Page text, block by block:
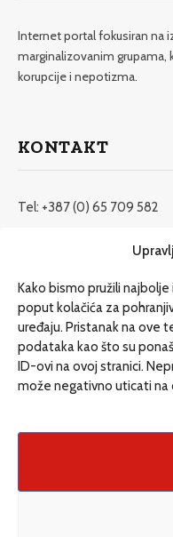
Kako bismo pružili
poput kolačića za
uređaju. Pristanak na ove
podataka kao što su
ID-ovi na ovoj stranici.
može negativno uticati na
Internet portal fokusiran na
marginalizovanim grupama,
korupcije i nepotizma.
KONTAKT
Tel: +387 (0) 65 709 582
redakcija@etrafika.net
Dosije
Drugi pišu
Društvo